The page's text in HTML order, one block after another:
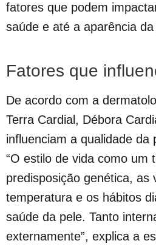
fatores que podem
saúde e até a aparência da
Fatores que
De acordo com a
Terra Cardial, Débora
influenciam a qualidade da
“O estilo de vida como um
predisposição genética, as
temperatura e os hábitos
saúde da pele. Tanto
externamente”, explica a